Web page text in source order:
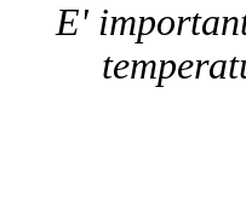
E'